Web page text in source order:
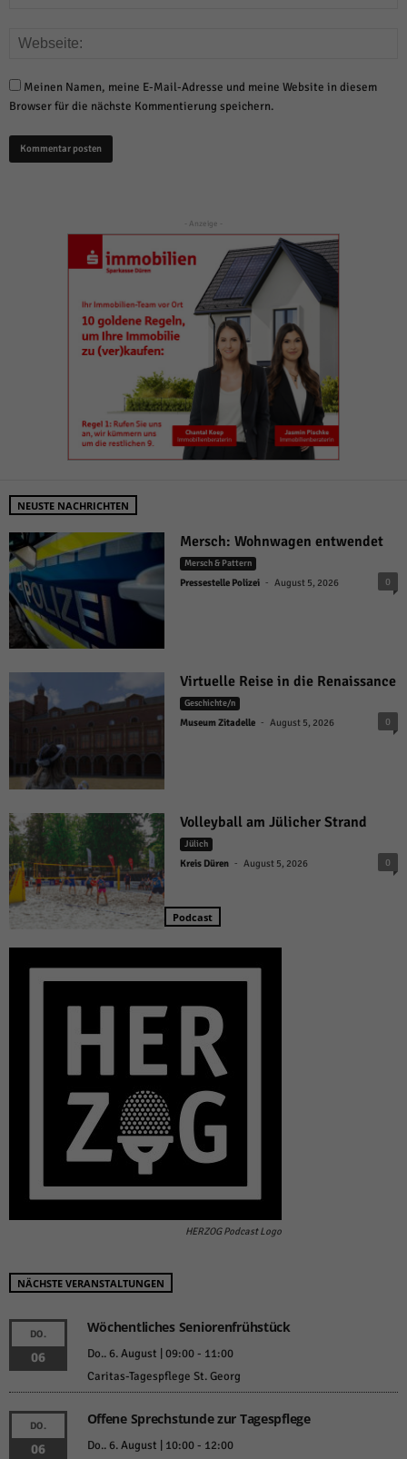
Meinen Namen, meine E-Mail-Adresse und meine Website in diesem
Browser für die nächste Kommentierung speichern.
- Anzeige -
NEUSTE NACHRICHTEN
Mersch: Wohnwagen entwendet
Mersch & Pattern
Pressestelle Polizei - August 5, 2026 0
Virtuelle Reise in die Renaissance
Geschichte/n
Museum Zitadelle - August 5, 2026 0
Volleyball am Jülicher Strand
Jülich
Kreis Düren - August 5, 2026 0
Podcast
HERZOG Podcast Logo
NÄCHSTE VERANSTALTUNGEN
DO.
06
Wöchentliches Seniorenfrühstück
Do.. 6. August | 09:00- 11:00
Caritas-Tagespflege St. Georg
DO.
06
Offene Sprechstunde zur Tagespflege
Do.. 6. August | 10:00- 12:00